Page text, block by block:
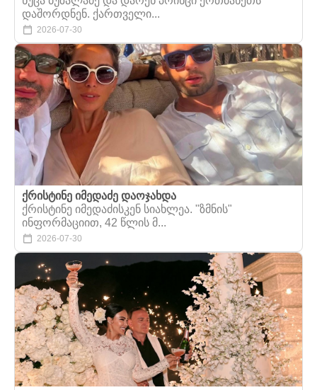
დაშორდნენ. ქართველი...
2026-07-30
ქრისტინე იმედაძე დაოჯახდა
ქრისტინე იმედაძისკენ სიახლეა. "ზმნის"
ინფორმაციით, 42 წლის მ...
2026-07-30